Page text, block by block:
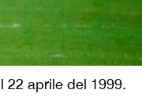
22 aprile del 1999.